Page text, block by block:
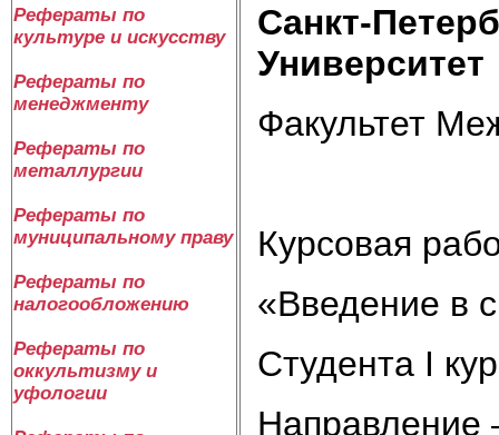
Рефераты по
культуре и искусству
Рефераты по
менеджменту
Рефераты по
металлургии
Рефераты по
муниципальному праву
Рефераты по
налогообложению
Рефераты по
оккультизму и
уфологии
Санкт-
Университет
Факультет
Курсовая
«Введение в
Студента I
Направление